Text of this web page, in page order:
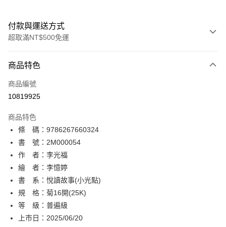
付款與運送方式
超取滿NT$500免運
信用卡一次付款
超商取貨付款
相關說明
【關於「AFTEE先享後付」】
AFTEE先享後付是「在收到商品之後才付款」的支付方式。 讓您購物簡單
便利好安心！
１．簡單：不需註冊會員、不需綁卡、不需儲值。
２．便利：只要手機號碼，簡訊認證，即可結帳。
３．安心：先確認商品／服務後，再付款。
【「AFTEE先享後付」結帳流程】
１．於結帳方式選擇「AFTEE先享後付」後，將跳轉至「AFTEE先享後付」
結帳頁面，進行簡訊認證並確認金額後，即可完成結帳。
２．訂單成立數日內，您將收到繳費通知簡訊。
ATM付款
運送方式
全家取貨付款
每筆NT$80，滿NT$500(含以上)免運費
付款後全家取貨
商品特色
商品編號
10819925
商品特色
條 碼：9786267660324
書 號：2M000054
作 者：李光福
繪 者：李憶婷
書 系：悅讀故事(小光點)
規 格：菊16開(25K)
等 級：普遍級
上市日：2025/06/20